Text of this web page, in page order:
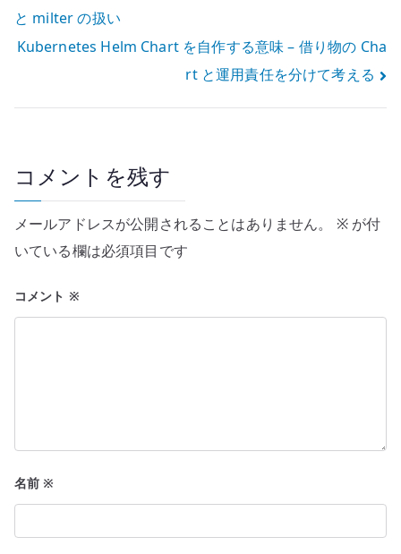
稿
ナ
ビ
ー
シ
ョ
ン
と milter の扱い
Kubernetes Helm Chart を自作する意味 – 借り物の Cha
rt と運用責任を分けて考える
コメントを残す
メールアドレスが公開されることはありません。 ※が付
いている欄は必須項目です
コメント ※
名前※